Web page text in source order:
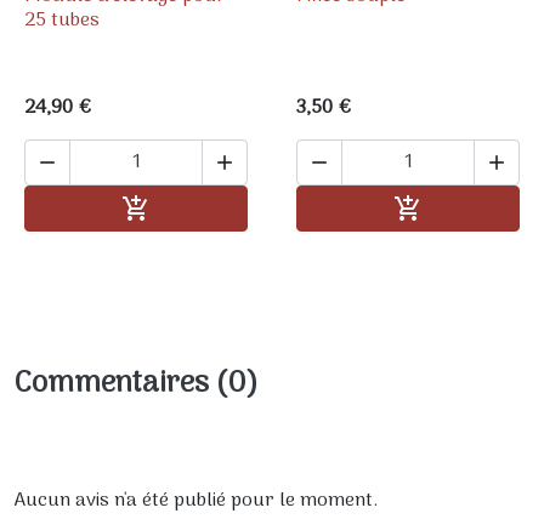
25 tubes
24,90 €
 

3,50 €
 

Commentaires (0)
Aucun avis n'a été publié pour le moment.